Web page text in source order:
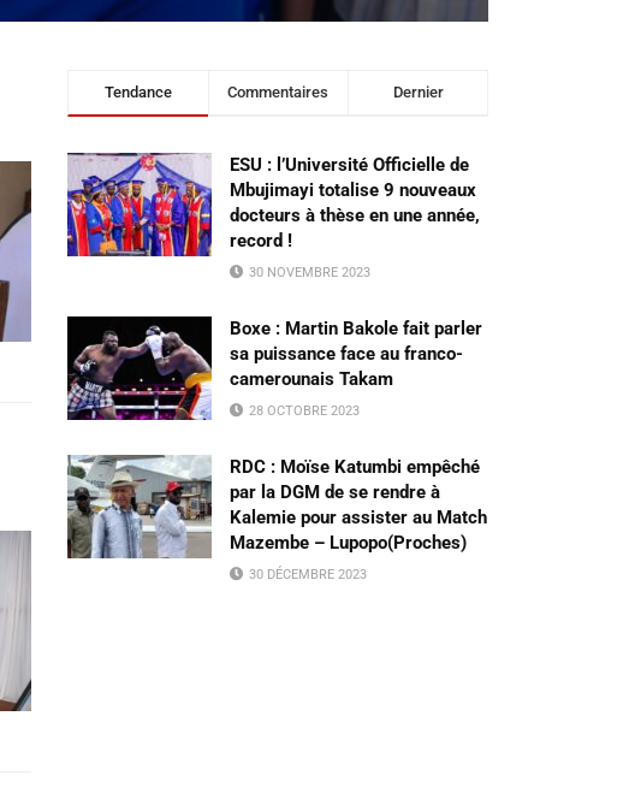
Tendance Commentaires Dernier
ESU : l’Université Officielle de
Mbujimayi totalise 9 nouveaux
docteurs à thèse en une année,
record !
30 NOVEMBRE 2023
Boxe : Martin Bakole fait parler
sa puissance face au franco-
camerounais Takam
28 OCTOBRE 2023
RDC : Moïse Katumbi empêché
par la DGM de se rendre à
Kalemie pour assister au Match
Mazembe – Lupopo(Proches)
30 DÉCEMBRE 2023